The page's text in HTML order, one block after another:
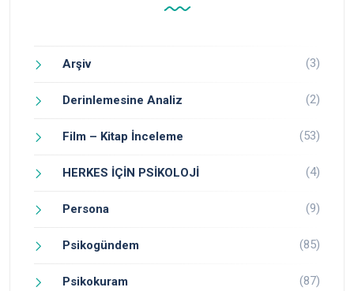
Arşiv (3)
Derinlemesine Analiz (2)
Film – Kitap İnceleme (53)
HERKES İÇİN PSİKOLOJİ (4)
Persona (9)
Psikogündem (85)
Psikokuram (87)